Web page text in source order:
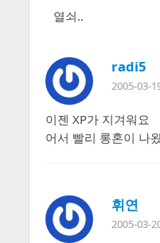
열쇠..
radi5
2005-03-
이젠 XP가 지겨워요
어서 빨리 롱혼이 나
휘연
2005-03-